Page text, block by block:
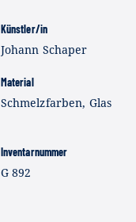
Künstler/in
Johann Schaper
Material
Schmelzfarben, Glas
Inventarnummer
G 892